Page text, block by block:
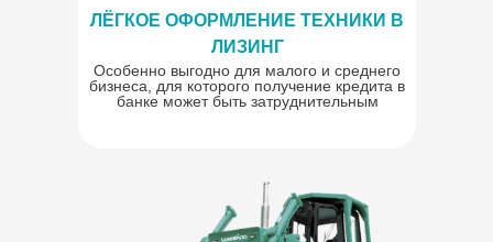
Особенно выгодно для малого и среднего
бизнеса, для которого получение кредита в
банке может быть затруднительным
ЛЁГКОЕ ОФОРМЛЕНИЕ ТЕХНИКИ В
ЛИЗИНГ